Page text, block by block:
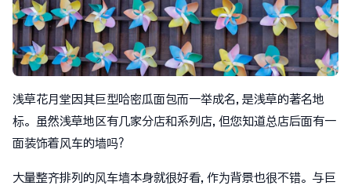
浅草花月堂因其巨型哈密瓜面包而一举成名,是浅草的著名地
标。虽然浅草地区有几家分店和系列店,但您知道总店后面有一
面装饰着风车的墙吗?
大量整齐排列的风车墙本身就很好看,作为背景也很不错。与巨